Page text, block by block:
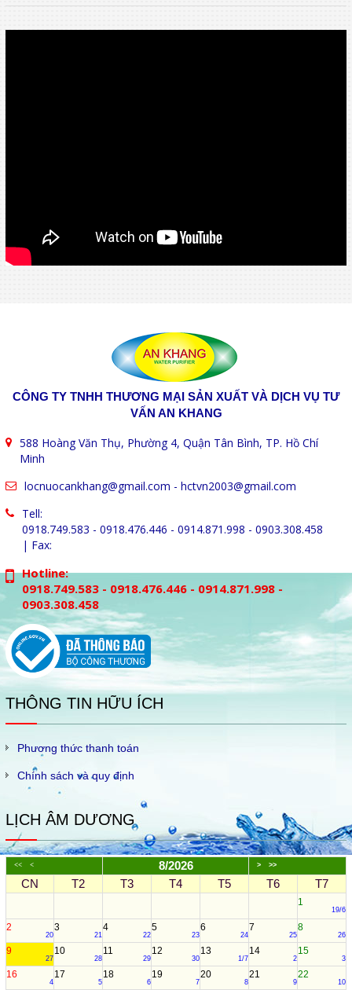
CÔNG TY TNHH THƯƠNG MẠI SẢN XUẤT VÀ DỊCH VỤ TƯ
VẤN AN KHANG
588 Hoàng Văn Thụ, Phường 4, Quận Tân Bình, TP. Hồ Chí
Minh
locnuocankhang@gmail.com - hctvn2003@gmail.com
Tell:
0918.749.583 - 0918.476.446 - 0914.871.998 - 0903.308.458
| Fax:
Hotline:
0918.749.583 - 0918.476.446 - 0914.871.998 -
0903.308.458
THÔNG TIN HỮU ÍCH
Phương thức thanh toán
Chính sách và quy định
LỊCH ÂM DƯƠNG
<< < 8/2026 > >>
CN T2 T3 T4 T5 T6 T7
1
19/6
2
20
3
21
4
22
5
23
6
24
7
25
8
26
9
27
10
28
11
29
12
30
13
1/7
14
2
15
3
16
4
17
5
18
6
19
7
20
8
21
9
22
10